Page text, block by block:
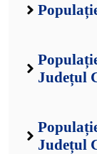
Județul
Județul